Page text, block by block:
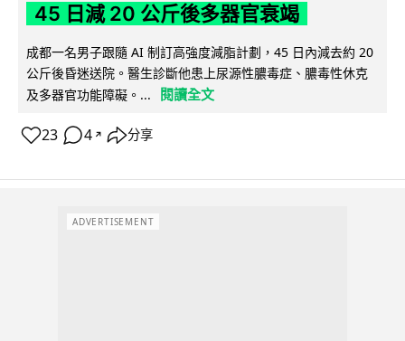
45 日減 20 公斤後多器官衰竭
成都一名男子跟隨 AI 制訂高強度減脂計劃，45 日內減去約 20
公斤後昏迷送院。醫生診斷他患上尿源性膿毒症、膿毒性休克
及多器官功能障礙。...
閱讀全文
23 4 ↗ 分享
ADVERTISEMENT